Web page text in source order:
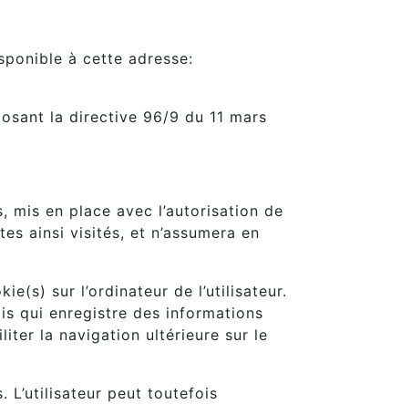
à cette adresse:
la directive 96/9 du 11 mars
mis en place avec l’autorisation de
ainsi visités, et n’assumera en
sur l’ordinateur de l’utilisateur.
qui enregistre des informations
la navigation ultérieure sur le
L’utilisateur peut toutefois